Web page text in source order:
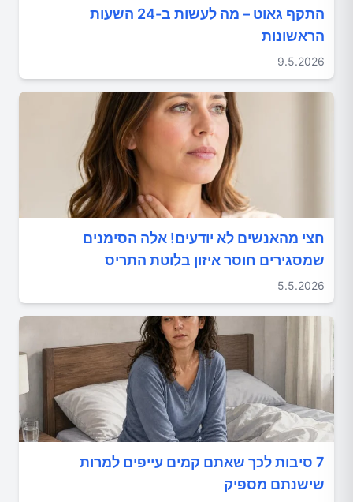
התקף גאוט – מה לעשות ב-24 השעות
הראשונות
9.5.2026
חצי מהאנשים לא יודעים! אלה הסימנים
שמסגירים חוסר איזון בלוטת התריס
5.5.2026
7 סיבות לכך שאתם קמים עייפים למרות
שישנתם מספיק